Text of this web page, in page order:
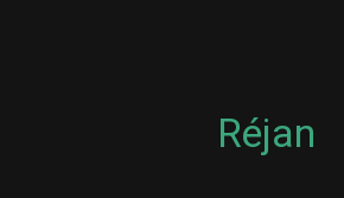
Réjan